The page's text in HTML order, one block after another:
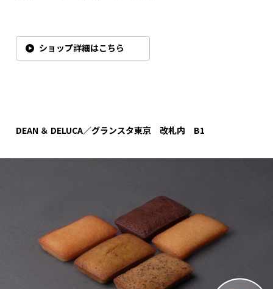
ショップ詳細はこちら
DEAN ＆ DELUCA／グランスタ東京 改札内 B1